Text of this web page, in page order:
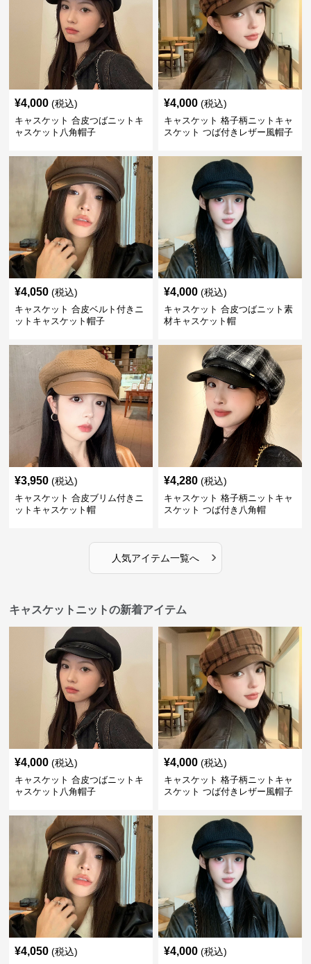
¥4,000 (税込)
キャスケット 合皮つばニットキ
ャスケット八角帽子
¥4,000 (税込)
キャスケット 格子柄ニットキャ
スケット つば付きレザー風帽子
¥4,050 (税込)
キャスケット 合皮ベルト付きニ
ットキャスケット帽子
¥4,000 (税込)
キャスケット 合皮つばニット素
材キャスケット帽
¥3,950 (税込)
キャスケット 合皮ブリム付きニ
ットキャスケット帽
¥4,280 (税込)
キャスケット 格子柄ニットキャ
スケット つば付き八角帽
人気アイテム一覧へ ›
キャスケットニットの新着アイテム
¥4,000 (税込)
キャスケット 合皮つばニットキ
ャスケット八角帽子
¥4,000 (税込)
キャスケット 格子柄ニットキャ
スケット つば付きレザー風帽子
¥4,050 (税込) ¥4,000 (税込)